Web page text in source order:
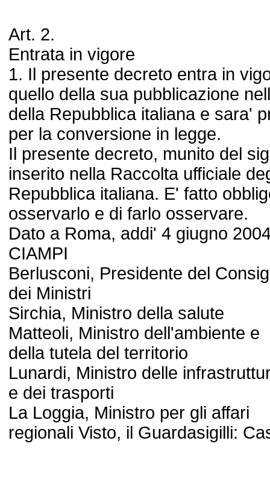
Art. 2.
Entrata in vigore
1. Il presente decreto entra in
quello della sua pubblicazione
della Repubblica italiana e sara'
per la conversione in legge.
Il presente decreto, munito del
inserito nella Raccolta ufficiale
Repubblica italiana. E' fatto
osservarlo e di farlo osservare.
Dato a Roma, addi' 4 giugno
CIAMPI
Berlusconi, Presidente del
dei Ministri
Sirchia, Ministro della salute
Matteoli, Ministro dell'ambiente e
della tutela del territorio
Lunardi, Ministro delle
e dei trasporti
La Loggia, Ministro per gli affari
regionali Visto, il Guardasigilli: